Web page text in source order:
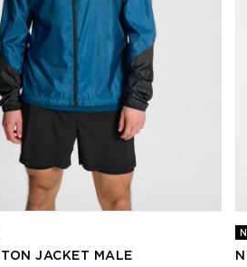
JACKET MALE